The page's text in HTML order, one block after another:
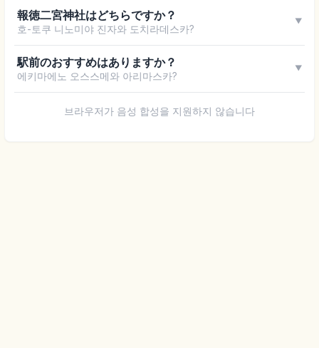
報徳二宮神社はどちらですか？
호-토쿠 니노미야 진자와 도치라데스카?
▼
駅前のおすすめはありますか？
에키마에노 오스스메와 아리마스카?
▼
브라우저가 음성 합성을 지원하지 않습니다